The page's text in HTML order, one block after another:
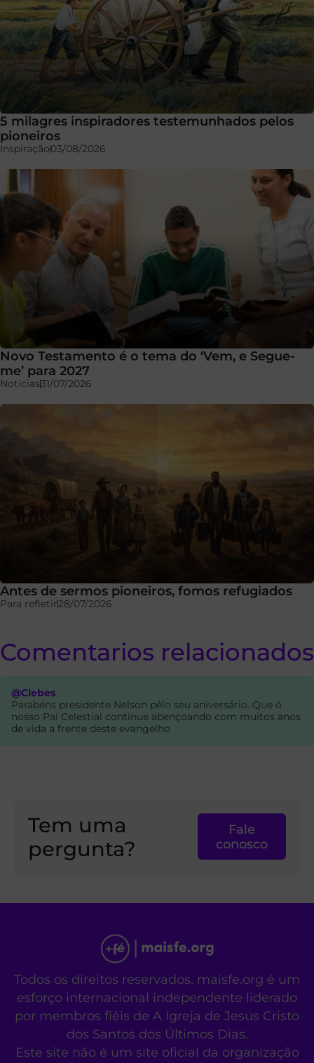
5 milagres inspiradores testemunhados pelos
pioneiros
Inspiração03/08/2026
Novo Testamento é o tema do ‘Vem, e Segue-
me’ para 2027
Notícias31/07/2026
Antes de sermos pioneiros, fomos refugiados
Para refletir28/07/2026
Comentarios relacionados
@Clebes
Parabéns presidente Nelson pêlo seu aniversário. Que ó
nosso Pai Celestial continue abençoando com muitos anos
de vida a frente deste evangelho
Tem uma
pergunta?
Fale
conosco
Todos os direitos reservados. maisfe.org é um
esforço internacional independente liderado
por membros fiéis de A Igreja de Jesus Cristo
dos Santos dos Últimos Dias.
Este site não é um site oficial da organização